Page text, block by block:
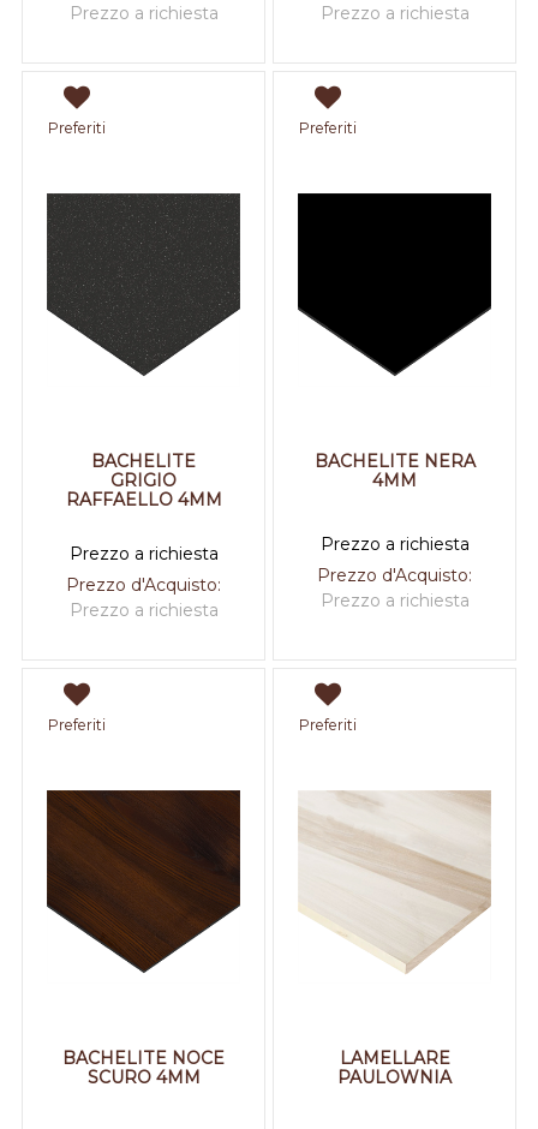
Prezzo a richiesta
Prezzo a richiesta
Preferiti
BACHELITE
GRIGIO
RAFFAELLO 4MM
Prezzo a richiesta
Prezzo d'Acquisto:
Prezzo a richiesta
Preferiti
BACHELITE NERA
4MM
Prezzo a richiesta
Prezzo d'Acquisto:
Prezzo a richiesta
Preferiti
BACHELITE NOCE
SCURO 4MM
Preferiti
LAMELLARE
PAULOWNIA